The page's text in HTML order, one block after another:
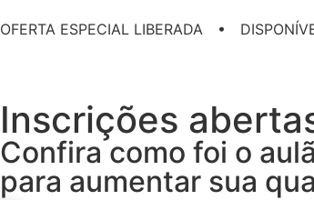
OFERTA ESPECIAL LIBERADA •
Inscrições
Confira como foi o
para aumentar sua